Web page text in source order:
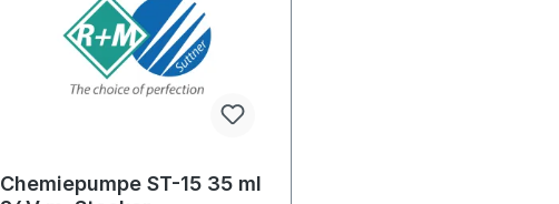
Chemiepumpe ST-15 35 ml